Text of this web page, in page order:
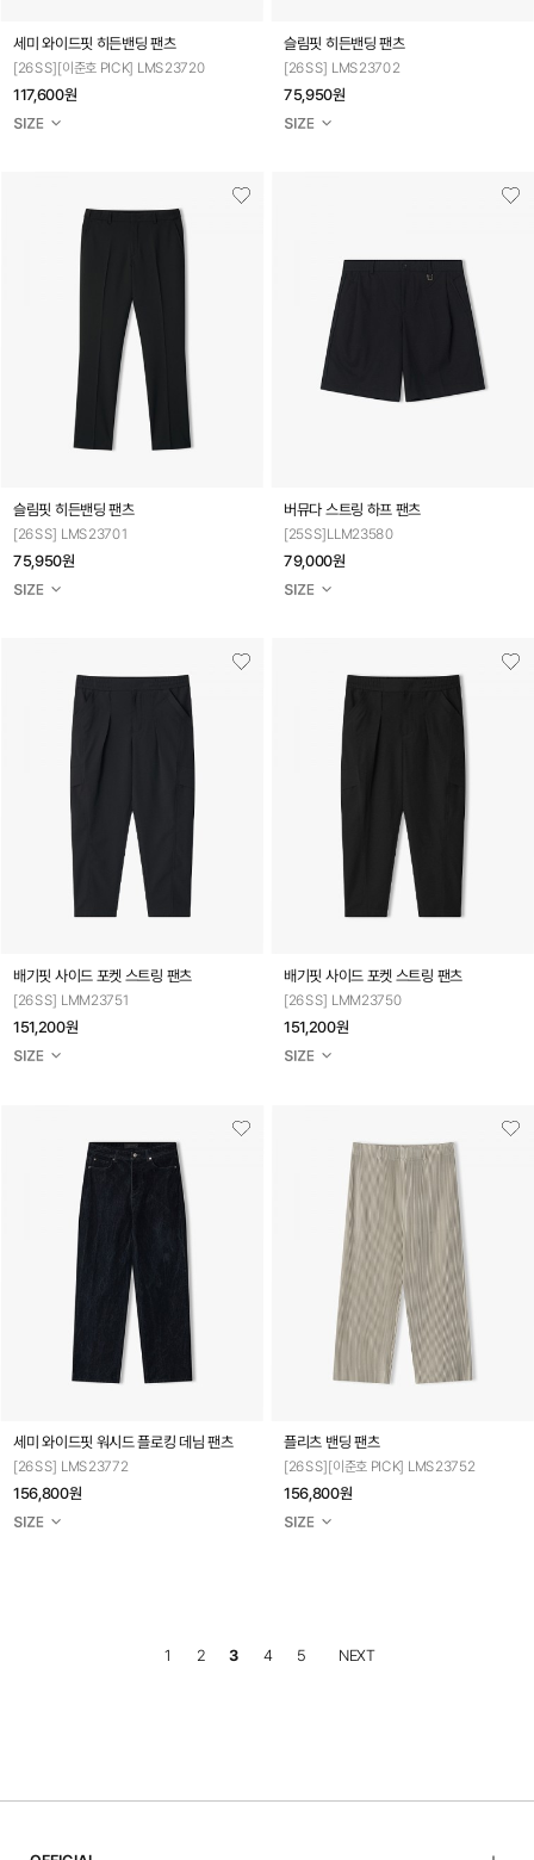
세미 와이드핏 히든밴딩 팬츠
[26SS][이준호 PICK] LMS23720
117,600원
슬림핏 히든밴딩 팬츠
[26SS] LMS23702
75,950원
슬림핏 히든밴딩 팬츠
[26SS] LMS23701
75,950원
버뮤다 스트링 하프 팬츠
[25SS]LLM23580
79,000원
배기핏 사이드 포켓 스트링 팬츠
[26SS] LMM23751
151,200원
배기핏 사이드 포켓 스트링 팬츠
[26SS] LMM23750
151,200원
세미 와이드핏 워시드 플로킹 데님 팬츠
[26SS] LMS23772
156,800원
플리츠 밴딩 팬츠
[26SS][이준호 PICK] LMS23752
156,800원
1 2 3 4 5 NEXT